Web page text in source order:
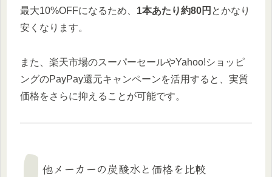
最大10%OFFになるため、 1本あたり約80円 とかなり
安くなります。
また、楽天市場のスーパーセールやYahoo!ショッピ
ングのPayPay還元キャンペーンを活用すると、実質
価格をさらに抑えることが可能です。
他メーカーの炭酸水と価格を比較